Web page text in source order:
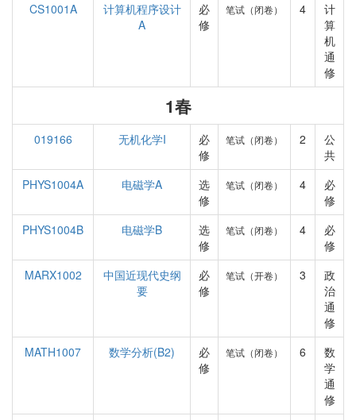
CS1001A
计算机程序设计
A
必
修
笔试（闭卷） 4
计
算
机
通
修
1春
019166 无机化学I
必
修
笔试（闭卷） 2
公
共
PHYS1004A
电磁学A
选
修
笔试（闭卷） 4
必
修
PHYS1004B
电磁学B
选
修
笔试（闭卷） 4
必
修
MARX1002
中国近现代史纲
要
必
修
笔试（开卷） 3
政
治
通
修
MATH1007
数学分析(B2)
必
修
笔试（闭卷） 6
数
学
通
修